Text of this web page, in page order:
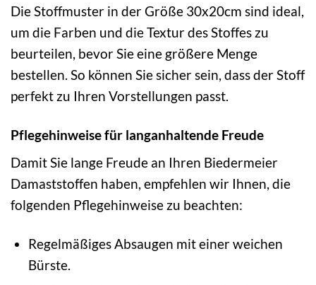
Die Stoffmuster in der Größe 30x20cm sind ideal,
um die Farben und die Textur des Stoffes zu
beurteilen, bevor Sie eine größere Menge
bestellen. So können Sie sicher sein, dass der Stoff
perfekt zu Ihren Vorstellungen passt.
Pflegehinweise für langanhaltende Freude
Damit Sie lange Freude an Ihren Biedermeier
Damaststoffen haben, empfehlen wir Ihnen, die
folgenden Pflegehinweise zu beachten:
Regelmäßiges Absaugen mit einer weichen
Bürste.